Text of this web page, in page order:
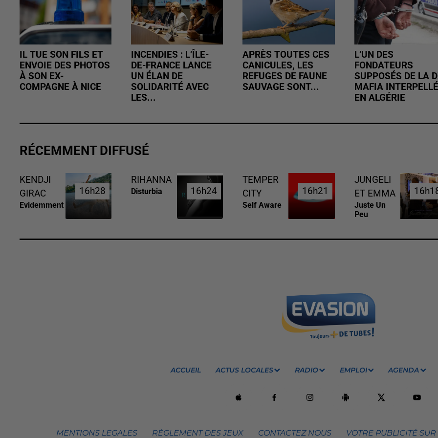
IL TUE SON FILS ET
ENVOIE DES PHOTOS
À SON EX-
COMPAGNE À NICE
INCENDIES : L’ÎLE-
DE-FRANCE LANCE
UN ÉLAN DE
SOLIDARITÉ AVEC
LES...
APRÈS TOUTES CES
CANICULES, LES
REFUGES DE FAUNE
SAUVAGE SONT...
L’UN DES
FONDATEURS
SUPPOSÉS DE LA
MAFIA INTERPELLÉ
EN ALGÉRIE
RÉCEMMENT DIFFUSÉ
KENDJI
GIRAC
Evidemment
16h28
16h28
RIHANNA
Disturbia 16h24
16h24
TEMPER
CITY
Self Aware
16h21
16h21
JUNGELI
ET EMMA
Juste Un
Peu
ACCUEIL ACTUS LOCALES RADIO EMPLOI AGENDA
MENTIONS LEGALES RÈGLEMENT DES JEUX CONTACTEZ NOUS VOTRE PUBLICITÉ